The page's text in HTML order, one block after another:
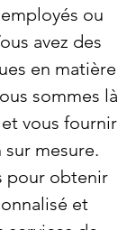
ou
avez des
en matière
sommes là
vous fournir
mesure.
pour obtenir
et